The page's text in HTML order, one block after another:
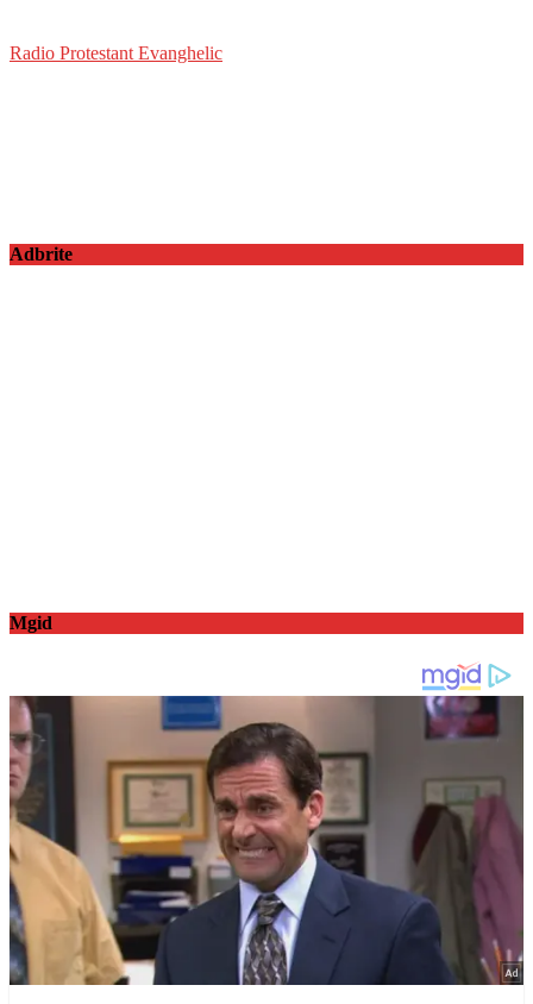
Radio Protestant Evanghelic
Adbrite
Mgid